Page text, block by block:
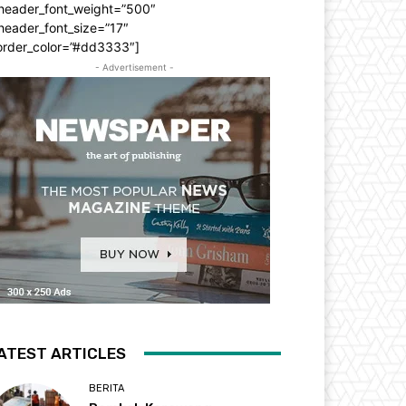
- Advertisement -
ARTICLES
BERITA